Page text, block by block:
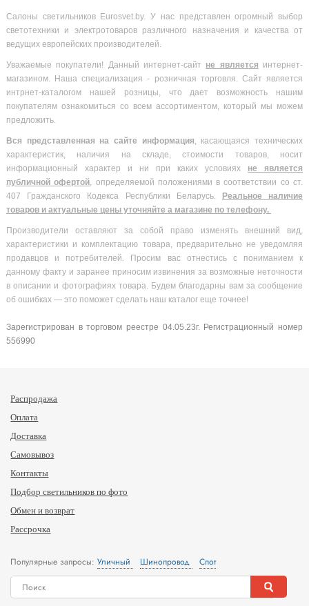
Салоны светильников Eurosvet.by. У нас представлен огромный выбор
светотехники и электротоваров различного назначения и качества от
ведущих европейских производителей.
Уважаемые покупатели! Данный интернет-сайт не является интернет-
магазином. Наша специализация - розничная торговля. Сайт является
интрнет-каталогом нашей розницы, что дает возможность нашим
покупателям ознакомиться со всем ассортиментом, который мы можем
предложить.
Вся представленная на сайте информация, касающаяся технических
характеристик, наличия на складе, стоимости товаров, носит
информационный характер и ни при каких условиях не является
публичной офертой, определяемой положениями в соответствии со ст.
407 Гражданского Кодекса Республики Беларусь. Реальное наличие
товаров и актуальные цены уточняйте а магазине по телефону.
Производители оставляют за собой право изменять внешний вид,
характеристики и комплектацию товара, предварительно не уведомляя
продавцов и потребителей. Просим вас отнестись с пониманием к
данному факту и заранее приносим извинения за возможные неточности
в описании и фотографиях товара. Будем благодарны вам за сообщение
об ошибках — это поможет сделать наш каталог еще точнее!
Зарегистрирован в торговом реестре 04.05.23г. Регистрационный номер
556990
Распродажа
Оплата
Доставка
Самовывоз
Контакты
Подбор светильников по фото
Обмен и возврат
Рассрочка
Популярные запросы:Уличный Шинопровод Спот